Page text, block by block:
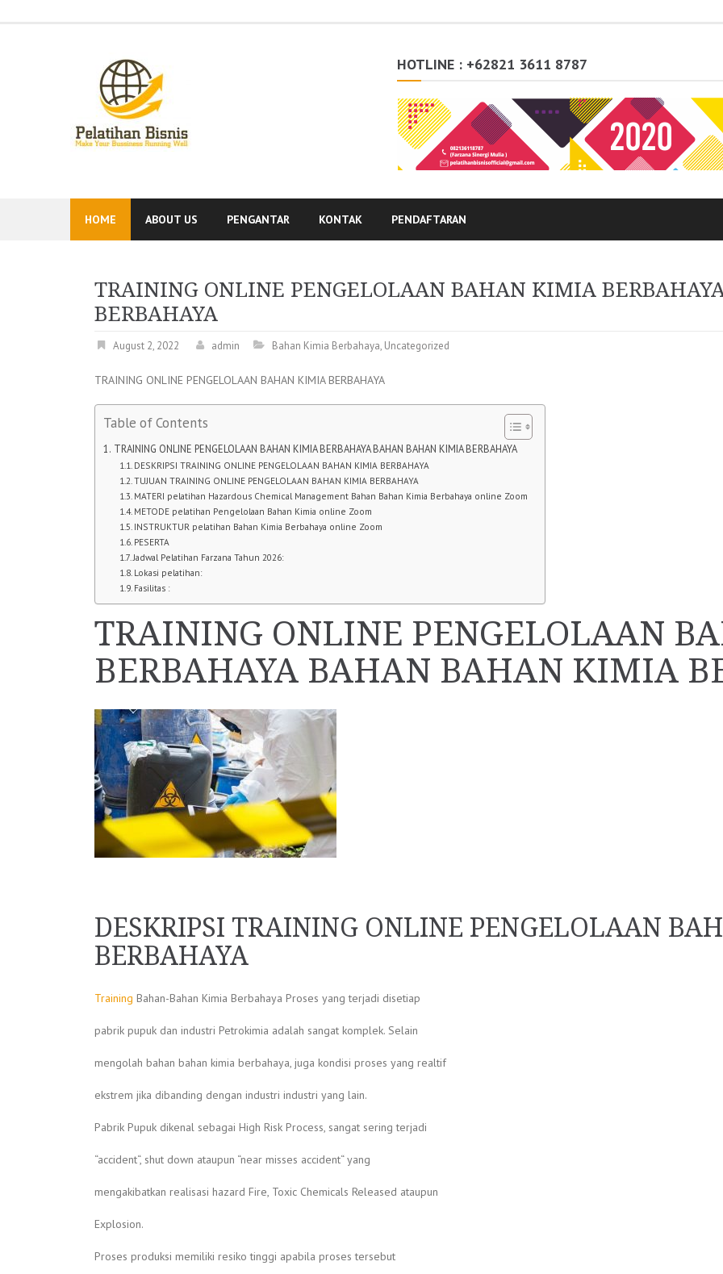
HOTLINE : +62821 3611 8787
HOME ABOUT US PENGANTAR KONTAK PENDAFTARAN
TRAINING ONLINE PENGELOLAAN BAHAN KIMIA
BERBAHAYA
August 2, 2022 admin Bahan Kimia Berbahaya, Uncategorized
TRAINING ONLINE PENGELOLAAN BAHAN KIMIA BERBAHAYA
Table of Contents
TRAINING ONLINE PENGELOLAAN BAHAN KIMIA BERBAHAYA BAHAN BAHAN KIMIA BERBAHAYA
DESKRIPSI TRAINING ONLINE PENGELOLAAN BAHAN KIMIA BERBAHAYA
TUJUAN TRAINING ONLINE PENGELOLAAN BAHAN KIMIA BERBAHAYA
MATERI pelatihan Hazardous Chemical Management Bahan Bahan Kimia Berbahaya online Zoom
METODE pelatihan Pengelolaan Bahan Kimia online Zoom
INSTRUKTUR pelatihan Bahan Kimia Berbahaya online Zoom
PESERTA
Jadwal Pelatihan Farzana Tahun 2026:
Lokasi pelatihan:
Fasilitas :
TRAINING ONLINE PENGELOLAAN
BERBAHAYA BAHAN BAHAN KIMIA
DESKRIPSI TRAINING ONLINE PENGELOLAAN
BERBAHAYA
Training Bahan-Bahan Kimia Berbahaya Proses yang terjadi disetiap
pabrik pupuk dan industri Petrokimia adalah sangat komplek. Selain
mengolah bahan bahan kimia berbahaya, juga kondisi proses yang realtif
ekstrem jika dibanding dengan industri industri yang lain.
Pabrik Pupuk dikenal sebagai High Risk Process, sangat sering terjadi
“accident“, shut down ataupun “near misses accident“ yang
mengakibatkan realisasi hazard Fire, Toxic Chemicals Released ataupun
Explosion.
Proses produksi memiliki resiko tinggi apabila proses tersebut